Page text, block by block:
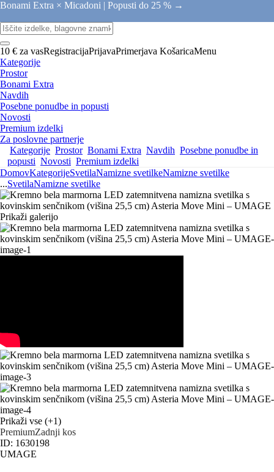
Bonami Extra × Micadoni | Popusti do 25 % →
10 € za vasRegistracijaPrijavaPrimerjava KošaricaMenu
Kategorije
Prostor
Bonami Extra
Navdih
Posebne ponudbe in popusti
Novosti
Premium izdelki
Za poslovne partnerje
Kategorije Prostor Bonami Extra Navdih Posebne ponudbe in
popusti Novosti Premium izdelki
DomovKategorijeSvetilaNamizne svetilkeNamizne svetilke
...SvetilaNamizne svetilke
Prikaži galerijo
Prikaži vse (+1)
PremiumZadnji kos
ID: 1630198
UMAGE